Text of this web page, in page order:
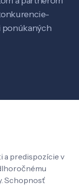
a predispozície v
Schopnosť